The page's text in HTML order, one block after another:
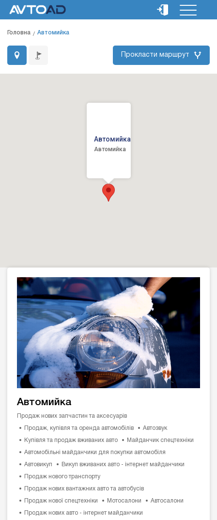
Головна Автомийка
Прокласти маршрут
Автомийка
Автомийка
Автомийка
Продаж нових запчастин та аксесуарів
Продаж, купівля та оренда автомобілів Автозвук
Купівля та продаж вживаних авто Майданчик спецтехніки
Автомобільні майданчики для покупки автомобіля
Автовикуп Викуп вживаних авто - інтернет майданчики
Продаж нового транспорту
Продаж нових вантажних авто та автобусів
Продаж нової спецтехніки Мотосалони Автосалони
Продаж нових авто - інтернет майданчики